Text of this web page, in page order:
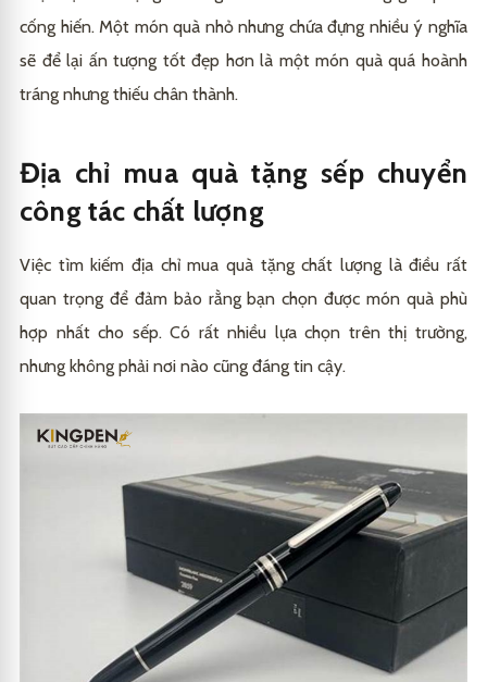
cống hiến. Một món quà nhỏ nhưng chứa đựng nhiều ý nghĩa
sẽ để lại ấn tượng tốt đẹp hơn là một món quà quá hoành
tráng nhưng thiếu chân thành.
Địa chỉ mua quà tặng sếp chuyển
công tác chất lượng
Việc tìm kiếm địa chỉ mua quà tặng chất lượng là điều rất
quan trọng để đảm bảo rằng bạn chọn được món quà phù
hợp nhất cho sếp. Có rất nhiều lựa chọn trên thị trường,
nhưng không phải nơi nào cũng đáng tin cậy.